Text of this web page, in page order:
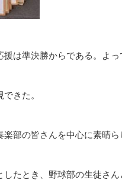
は準決勝からである。よ
きた。
部の皆さんを中心に素晴ら
たとき、野球部の生徒さ